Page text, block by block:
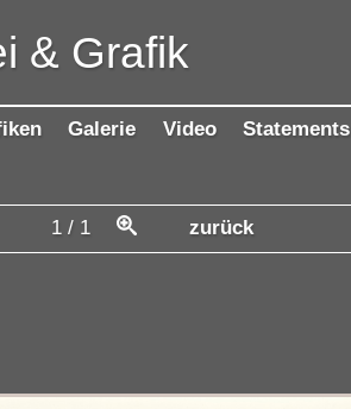
& Grafik
Galerie Video Statements
1/ 1 zurück